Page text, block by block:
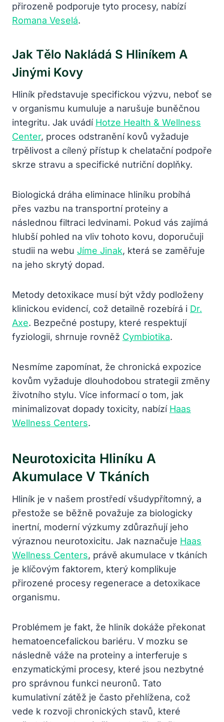
přirozeně podporuje tyto procesy, nabízí
Romana Veselá.
Jak Tělo Nakládá S Hliníkem A
Jinými Kovy
Hliník představuje specifickou výzvu, neboť se
v organismu kumuluje a narušuje buněčnou
integritu. Jak uvádí Hotze Health & Wellness
Center, proces odstranění kovů vyžaduje
trpělivost a cílený přístup k chelatační podpoře
skrze stravu a specifické nutriční doplňky.
Biologická dráha eliminace hliníku probíhá
přes vazbu na transportní proteiny a
následnou filtraci ledvinami. Pokud vás zajímá
hlubší pohled na vliv tohoto kovu, doporučuji
studii na webu Jíme Jinak, která se zaměřuje
na jeho skrytý dopad.
Metody detoxikace musí být vždy podloženy
klinickou evidencí, což detailně rozebírá i Dr.
Axe. Bezpečné postupy, které respektují
fyziologii, shrnuje rovněž Cymbiotika.
Nesmíme zapomínat, že chronická expozice
kovům vyžaduje dlouhodobou strategii změny
životního stylu. Více informací o tom, jak
minimalizovat dopady toxicity, nabízí Haas
Wellness Centers.
Neurotoxicita Hliníku A
Akumulace V Tkáních
Hliník je v našem prostředí všudypřítomný, a
přestože se běžně považuje za biologicky
inertní, moderní výzkumy zdůrazňují jeho
výraznou neurotoxicitu. Jak naznačuje Haas
Wellness Centers, právě akumulace v tkáních
je klíčovým faktorem, který komplikuje
přirozené procesy regenerace a detoxikace
organismu.
Problémem je fakt, že hliník dokáže překonat
hematoencefalickou bariéru. V mozku se
následně váže na proteiny a interferuje s
enzymatickými procesy, které jsou nezbytné
pro správnou funkci neuronů. Tato
kumulativní zátěž je často přehlížena, což
vede k rozvoji chronických stavů, které